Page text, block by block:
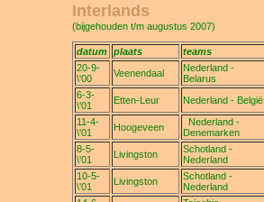
Interlands
(bijgehouden t/m augustus 2007)
datum plaats teams
20-9-
\'00
Veenendaal
Nederland -
Belarus
6-3-
\'01
Etten-Leur Nederland - België
11-4-
\'01
Hoogeveen
Nederland -
Denemarken
8-5-
\'01
Livingston
Schotland -
Nederland
10-5-
\'01
Livingston
Schotland -
Nederland